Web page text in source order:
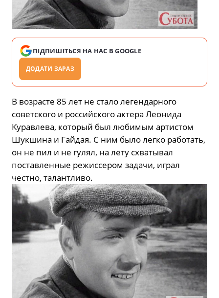
ПІДПИШІТЬСЯ НА НАС В GOOGLE
ДОДАТИ ЗАРАЗ
В возрасте 85 лет не стало легендарного
советского и российского актера Леонида
Куравлева, который был любимым артистом
Шукшина и Гайдая. С ним было легко работать,
он не пил и не гулял, на лету схватывал
поставленные режиссером задачи, играл
честно, талантливо.